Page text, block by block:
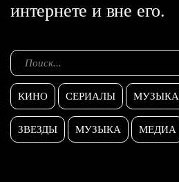
интернете и вне его.
КИНО СЕРИАЛЫ МУЗЫКА
ЗВЕЗДЫ МУЗЫКА МЕДИА